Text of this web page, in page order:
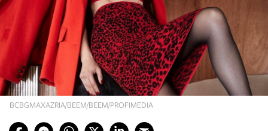
BCBGMAXAZRIA/BEEM/BEEM/PROFIMEDIA